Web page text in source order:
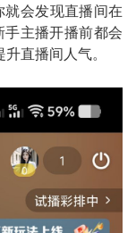
会发现直播间在
主播开播前都会
直播间人气。